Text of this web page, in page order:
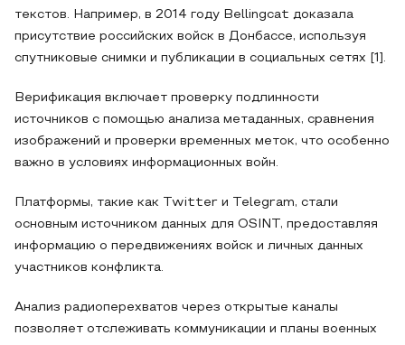
текстов. Например, в 2014 году Bellingcat доказала
присутствие российских войск в Донбассе, используя
спутниковые снимки и публикации в социальных сетях [1].
Верификация включает проверку подлинности
источников с помощью анализа метаданных, сравнения
изображений и проверки временных меток, что особенно
важно в условиях информационных войн.
Платформы, такие как Twitter и Telegram, стали
основным источником данных для OSINT, предоставляя
информацию о передвижениях войск и личных данных
участников конфликта.
Анализ радиоперехватов через открытые каналы
позволяет отслеживать коммуникации и планы военных